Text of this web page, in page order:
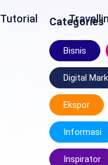
Tutorial Categories
Bisnis
Digital
Ekspor
Informasi
Inspirator